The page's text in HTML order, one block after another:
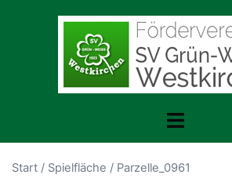
Menü
Start / Spielfläche / Parzelle_0961